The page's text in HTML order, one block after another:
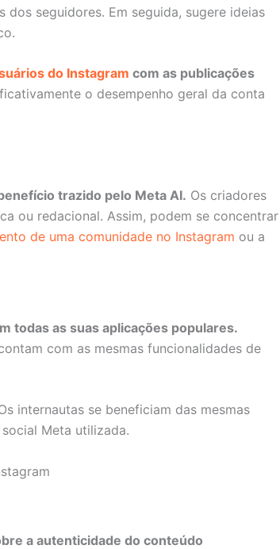
dos seguidores. Em seguida, sugere ideias
do Instagram com as publicações
o desempenho geral da conta
trazido pelo Meta AI. Os criadores
ou redacional. Assim, podem se concentrar
de uma comunidade no Instagram ou a
todas as suas aplicações populares.
com as mesmas funcionalidades de
internautas se beneficiam das mesmas
Meta utilizada.
a autenticidade do conteúdo